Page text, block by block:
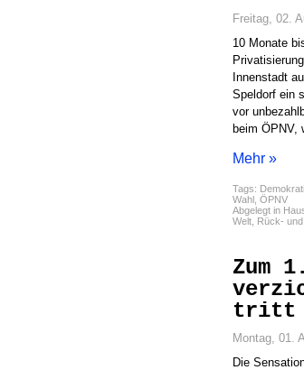
Freitag, 02.
10 Monate
Innenstadt
Speldorf ein
vor
beim ÖPNV,
Mehr »
Tags:
Wahl ÖPNV
Abgelegt in
Welt Rück-
Zum
tritt
Montag, 01.
Die